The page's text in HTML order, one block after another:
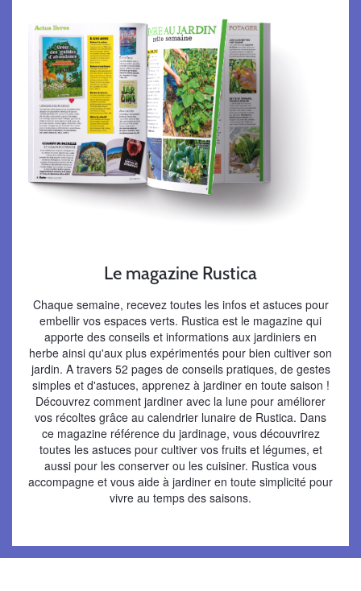
Le magazine Rustica
Chaque semaine, recevez toutes les infos et astuces pour
embellir vos espaces verts. Rustica est le magazine qui
apporte des conseils et informations aux jardiniers en
herbe ainsi qu'aux plus expérimentés pour bien cultiver son
jardin. A travers 52 pages de conseils pratiques, de gestes
simples et d'astuces, apprenez à jardiner en toute saison !
Découvrez comment jardiner avec la lune pour améliorer
vos récoltes grâce au calendrier lunaire de Rustica. Dans
ce magazine référence du jardinage, vous découvrirez
toutes les astuces pour cultiver vos fruits et légumes, et
aussi pour les conserver ou les cuisiner. Rustica vous
accompagne et vous aide à jardiner en toute simplicité pour
vivre au temps des saisons.